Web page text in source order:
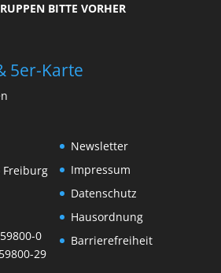
BITTE VORHER R
5er-Karte
Freiburg
0
29
Newsletter
Impressum
Datenschutz
Hausordnung
Barrierefreiheit